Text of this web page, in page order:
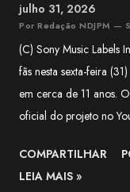
julho 31, 2026
Por Redação NDJPM —
(C) Sony Music Labels
fãs nesta sexta-feira
em cerca de 11 anos.
oficial do projeto no
para quem aguardava
Segundo o
COMPARTILHAR
LEIA MAIS »